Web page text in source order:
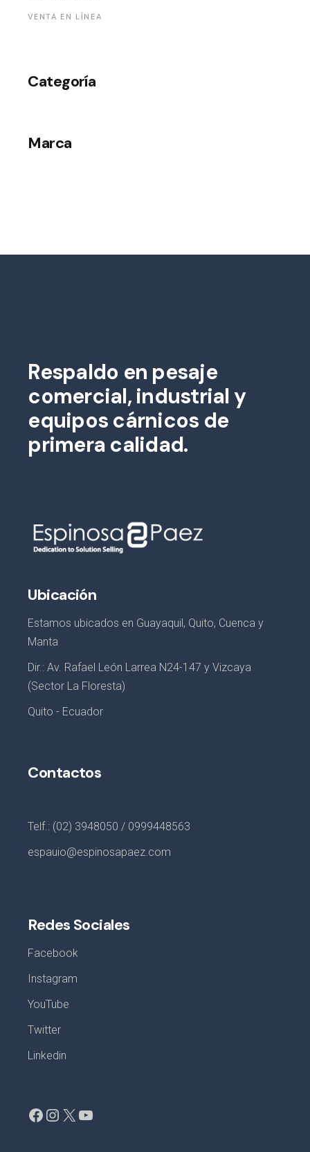
VENTA EN LÍNEA
Categoría
Marca
Respaldo en pesaje
comercial, industrial y
equipos cárnicos de
primera calidad.
Ubicación
Estamos ubicados en Guayaquil, Quito, Cuenca y
Manta
Dir.: Av. Rafael León Larrea N24-147 y Vizcaya
(Sector La Floresta)
Quito - Ecuador
Contactos
Telf.: (02) 3948050 / 0999448563
espauio@espinosapaez.com
Redes Sociales
Facebook
Instagram
YouTube
Twitter
Linkedin
Facebook
Instagram
X YouTube